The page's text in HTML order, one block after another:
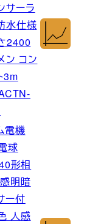
サーラ
水仕様
2400
ン コン
3m
電機
球
形相
明暗
ー付
人感